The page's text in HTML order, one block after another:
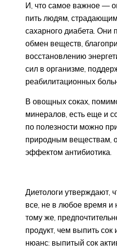
И, что самое важное —
пить людям,
сахарного диабета. Они
обмен веществ,
восстановлению
сил в организме,
реабилитационных
В овощных соках,
минералов, есть еще и
по полезности можно
природным веществам,
эффектом антибиотика.
Диетологи утверждают,
все, не в любое время
тому же,
продукт, чем выпить сок
нюанс: выпитый сок